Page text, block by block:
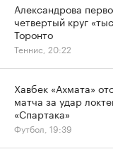
Александрова
четвертый круг
Торонто
Теннис, 20:22
Хавбек «Ахмата»
матча за удар
«Спартака»
Футбол, 19:39